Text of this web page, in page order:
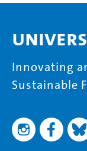
Innovating
Sustainable